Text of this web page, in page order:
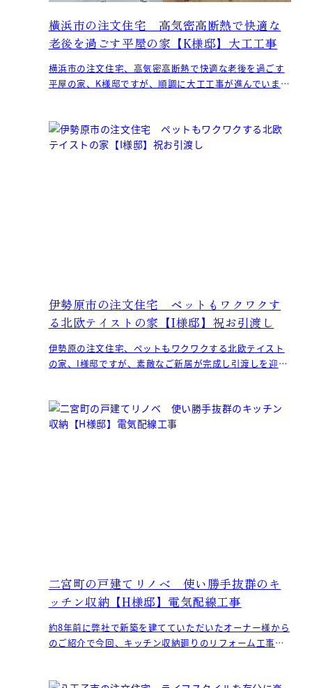
横浜市の注文住宅 高気密高断熱で快適な
老後を過ごす平屋の家【K様邸】大工工事
横浜市の注文住宅、高気密高断熱で快適な老後を過ごす
平屋の家、K様邸ですが、順調に大工工事が進んでいま
伊勢原市の注文住宅 ペットもワクワクす
る北欧テイストの家【I様邸】祝お引渡し
伊勢原の注文住宅、ペットもワクワクする北欧テイスト
の家、I様邸ですが、素敵なご新居が完成し引渡しを迎え
二宮町の戸建てリノベ 使い勝手抜群のキ
ッチン収納【H様邸】電気配線工事
約8年前に弊社で新築を建てていただいたオーナー様から
のご紹介で今回、キッチン収納廻りのリフォーム工事の